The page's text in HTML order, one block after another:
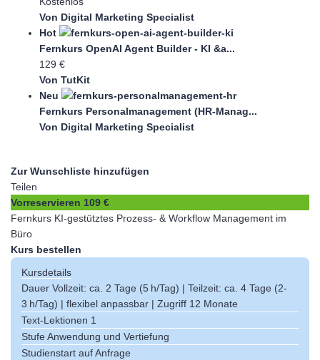
Von Digital Marketing Specialist
Hot
Fernkurs OpenAI Agent Builder - KI &a...
129 €
Von TutKit
Neu
Fernkurs Personalmanagement (HR-Manag...
Von Digital Marketing Specialist
Zur Wunschliste hinzufügen
Teilen
Vorreservieren 109 €
Fernkurs KI-gestütztes Prozess- & Workflow Management im
Büro
Kurs bestellen
Kursdetails
Dauer Vollzeit: ca. 2 Tage (5 h/Tag) | Teilzeit: ca. 4 Tage (2-
3 h/Tag) | flexibel anpassbar | Zugriff 12 Monate
Text-Lektionen 1
Stufe Anwendung und Vertiefung
Studienstart auf Anfrage